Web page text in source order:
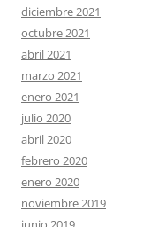
diciembre 2021
octubre 2021
abril 2021
marzo 2021
enero 2021
julio 2020
abril 2020
febrero 2020
enero 2020
noviembre 2019